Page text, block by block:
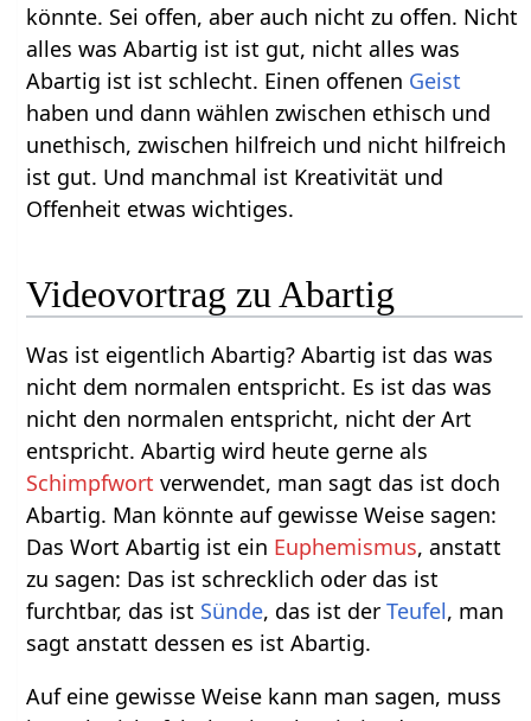
könnte. Sei offen, aber auch nicht zu offen. Nicht
alles was Abartig ist ist gut, nicht alles was
Abartig ist ist schlecht. Einen offenen Geist
haben und dann wählen zwischen ethisch und
unethisch, zwischen hilfreich und nicht hilfreich
ist gut. Und manchmal ist Kreativität und
Offenheit etwas wichtiges.
Was ist eigentlich Abartig? Abartig ist das was
nicht dem normalen entspricht. Es ist das was
nicht den normalen entspricht, nicht der Art
entspricht. Abartig wird heute gerne als
Schimpfwort verwendet, man sagt das ist doch
Abartig. Man könnte auf gewisse Weise sagen:
Das Wort Abartig ist ein Euphemismus, anstatt
zu sagen: Das ist schrecklich oder das ist
furchtbar, das ist Sünde, das ist derTeufel, man
sagt anstatt dessen es ist Abartig.
Auf eine gewisse Weise kann man sagen, muss